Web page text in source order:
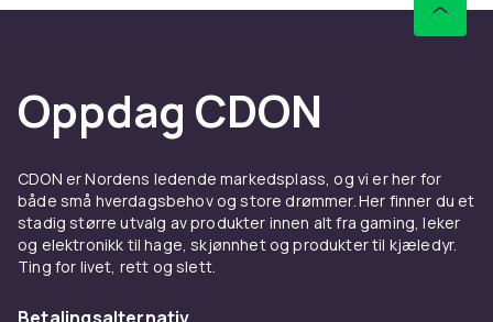
Oppdag CDON
CDON er Nordens ledende markedsplass, og vi er her for
både små hverdagsbehov og store drømmer. Her finner du et
stadig større utvalg av produkter innen alt fra gaming, leker
og elektronikk til hage, skjønnhet og produkter til kjæledyr.
Ting for livet, rett og slett.